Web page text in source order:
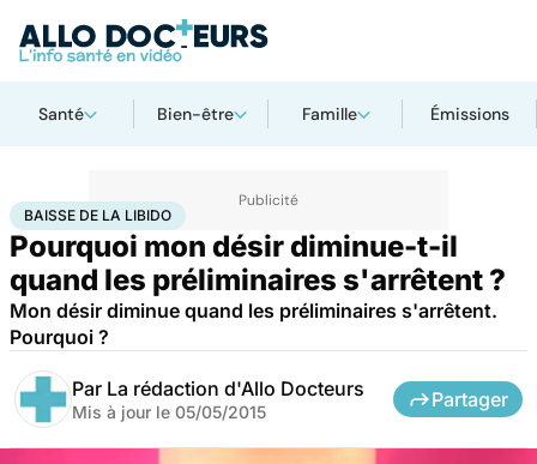
Santé Bien-être Famille Émissions
AccueilSanté Baisse de la libido
BAISSE DE LA LIBIDO
Pourquoi mon désir diminue-t-il
quand les préliminaires s'arrêtent ?
Mon désir diminue quand les préliminaires s'arrêtent.
Pourquoi ?
Par La rédaction d'Allo Docteurs
Mis à jour le 05/05/2015
Partager